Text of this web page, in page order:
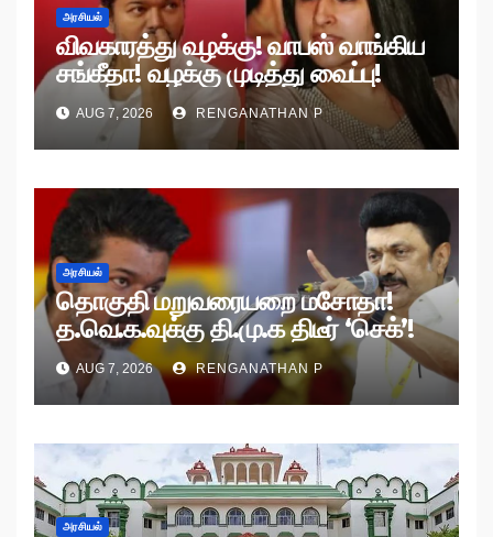
அரசியல்
விவகாரத்து வழக்கு! வாபஸ் வாங்கிய
சங்கீதா! வழக்கு முடித்து வைப்பு!
AUG 7, 2026 RENGANATHAN P
அரசியல்
தொகுதி மறுவரையறை மசோதா!
த.வெ.க.வுக்கு தி.மு.க திடீர் ‘செக்’!
AUG 7, 2026 RENGANATHAN P
அரசியல்